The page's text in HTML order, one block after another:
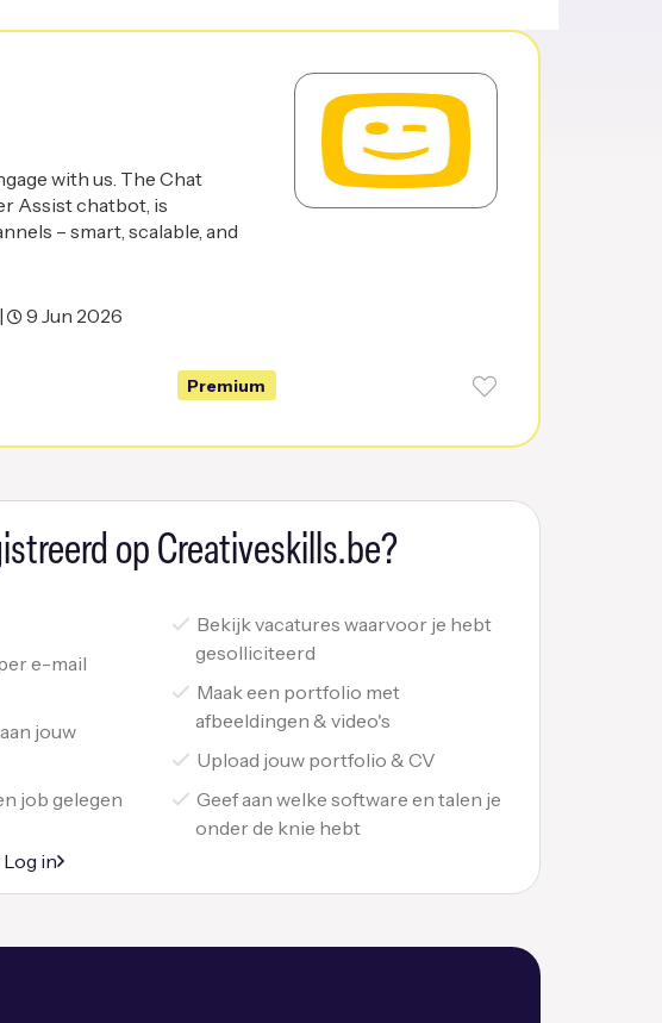
with us. The Chat
Assist chatbot, is
– smart, scalable, and
9 Jun 2026
Premium
op Creativeskills.be?
e-mail
jouw
job gelegen
Bekijk vacatures waarvoor je hebt
gesolliciteerd
Maak een portfolio met
afbeeldingen & video's
Upload jouw portfolio & CV
Geef aan welke software en talen je
onder de knie hebt
Log in